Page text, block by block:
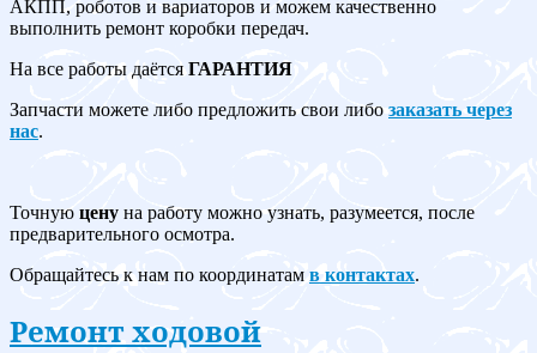
АКПП, роботов и вариаторов и можем качественно
выполнить ремонт коробки передач.
На все работы даётсяГАРАНТИЯ
Запчасти можете либо предложить свои либо заказать через
нас.
Точную цену на работу можно узнать, разумеется, после
предварительного осмотра.
Обращайтесь к нам по координатам в контактах.
Ремонт ходовой